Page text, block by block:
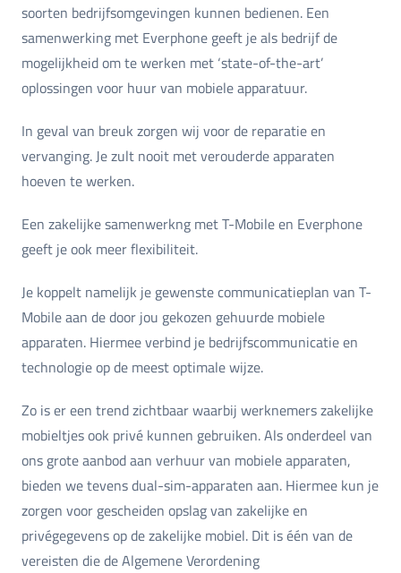
soorten bedrijfsomgevingen kunnen bedienen. Een
samenwerking met Everphone geeft je als bedrijf de
mogelijkheid om te werken met ‘state-of-the-art’
oplossingen voor huur van mobiele apparatuur.
In geval van breuk zorgen wij voor de reparatie en
vervanging. Je zult nooit met verouderde apparaten
hoeven te werken.
Een zakelijke samenwerkng met T-Mobile en Everphone
geeft je ook meer flexibiliteit.
Je koppelt namelijk je gewenste communicatieplan van T-
Mobile aan de door jou gekozen gehuurde mobiele
apparaten. Hiermee verbind je bedrijfscommunicatie en
technologie op de meest optimale wijze.
Zo is er een trend zichtbaar waarbij werknemers zakelijke
mobieltjes ook privé kunnen gebruiken. Als onderdeel van
ons grote aanbod aan verhuur van mobiele apparaten,
bieden we tevens dual-sim-apparaten aan. Hiermee kun je
zorgen voor gescheiden opslag van zakelijke en
privégegevens op de zakelijke mobiel. Dit is één van de
vereisten die de Algemene Verordening